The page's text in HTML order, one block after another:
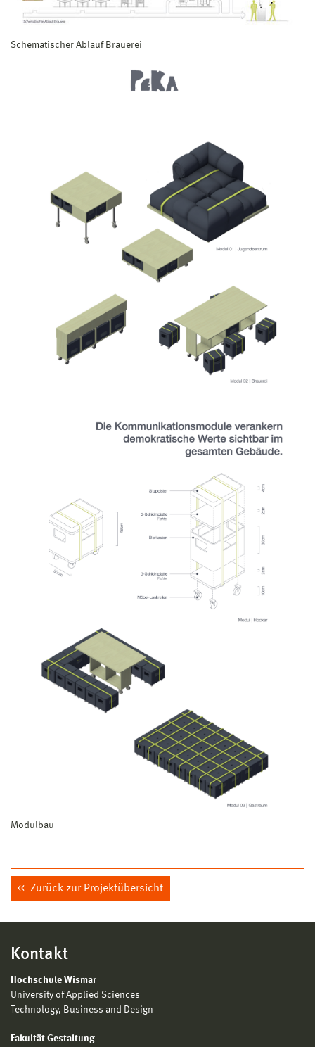
Schematischer Ablauf Brauerei
Modulbau
Zurück zur Projektübersicht
Kontakt
Hochschule Wismar
University of Applied Sciences
Technology, Business and Design
Fakultät Gestaltung